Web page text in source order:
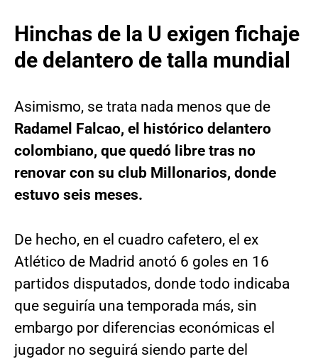
Hinchas de la U exigen fichaje
de delantero de talla mundial
Asimismo, se trata nada menos que de
Radamel Falcao, el histórico delantero
colombiano, que quedó libre tras no
renovar con su club Millonarios, donde
estuvo seis meses.
De hecho, en el cuadro cafetero, el ex
Atlético de Madrid anotó 6 goles en 16
partidos disputados, donde todo indicaba
que seguiría una temporada más, sin
embargo por diferencias económicas el
jugador no seguirá siendo parte del